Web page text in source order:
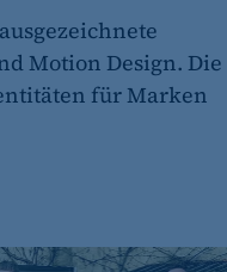
Motion Design. Die
für Marken